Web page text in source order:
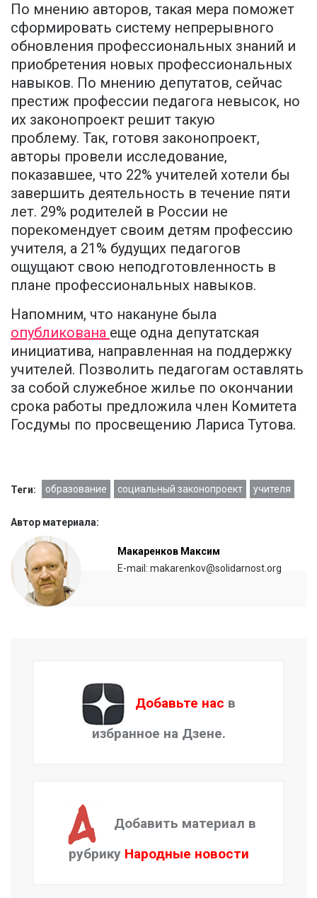
По мнению авторов, такая мера поможет
сформировать систему непрерывного
обновления профессиональных знаний и
приобретения новых профессиональных
навыков. По мнению депутатов, сейчас
престиж профессии педагога невысок, но
их законопроект решит такую
проблему. Так, готовя законопроект,
авторы провели исследование,
показавшее, что 22% учителей хотели бы
завершить деятельность в течение пяти
лет. 29% родителей в России не
порекомендует своим детям профессию
учителя, а 21% будущих педагогов
ощущают свою неподготовленность в
плане профессиональных навыков.
Напомним, что накануне была
опубликована еще одна депутатская
инициатива, направленная на поддержку
учителей. Позволить педагогам оставлять
за собой служебное жилье по окончании
срока работы предложила член Комитета
Госдумы по просвещению Лариса Тутова.
Теги: образование социальный законопроект учителя
Автор материала:
Макаренков Максим
E-mail: makarenkov@solidarnost.org
Добавьте нас в
избранное на Дзене.
Добавить материал в
рубрику Народные новости